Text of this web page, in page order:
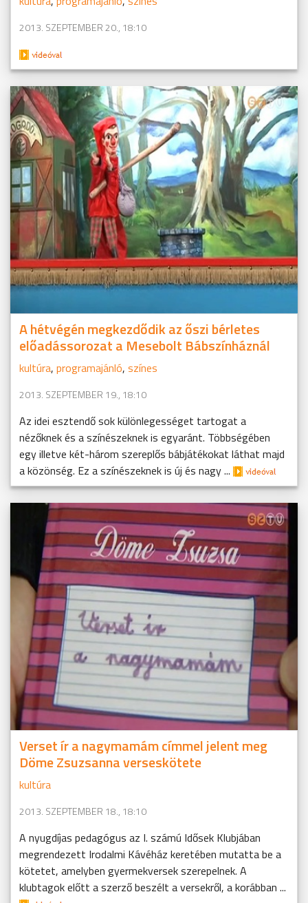
2013. SZEPTEMBER 20., 18:10
A hétvégén megkezdődik az őszi bérletes
előadássorozat a Mesebolt Bábszínháznál
kultúra, programajánló, színes
2013. SZEPTEMBER 19., 18:10
Az idei esztendő sok különlegességet tartogat a
nézőknek és a színészeknek is egyaránt. Többségében
egy illetve két-három szereplős bábjátékokat láthat majd
a közönség. Ez a színészeknek is új és nagy ...
Verset ír a nagymamám címmel jelent meg
Döme Zsuzsanna verseskötete
kultúra
2013. SZEPTEMBER 18., 18:10
A nyugdíjas pedagógus az I. számú Idősek Klubjában
megrendezett Irodalmi Kávéház keretében mutatta be a
kötetet, amelyben gyermekversek szerepelnek. A
klubtagok előtt a szerző beszélt a versekről, a korábban ...